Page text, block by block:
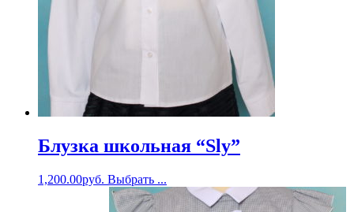
Блузка школьная “Sly”
1,200.00руб. Выбрать ...